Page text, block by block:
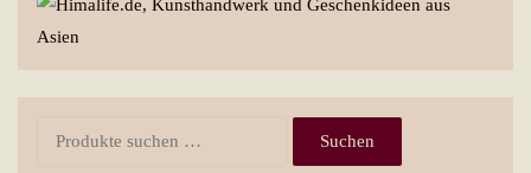
Suchen
Suchen